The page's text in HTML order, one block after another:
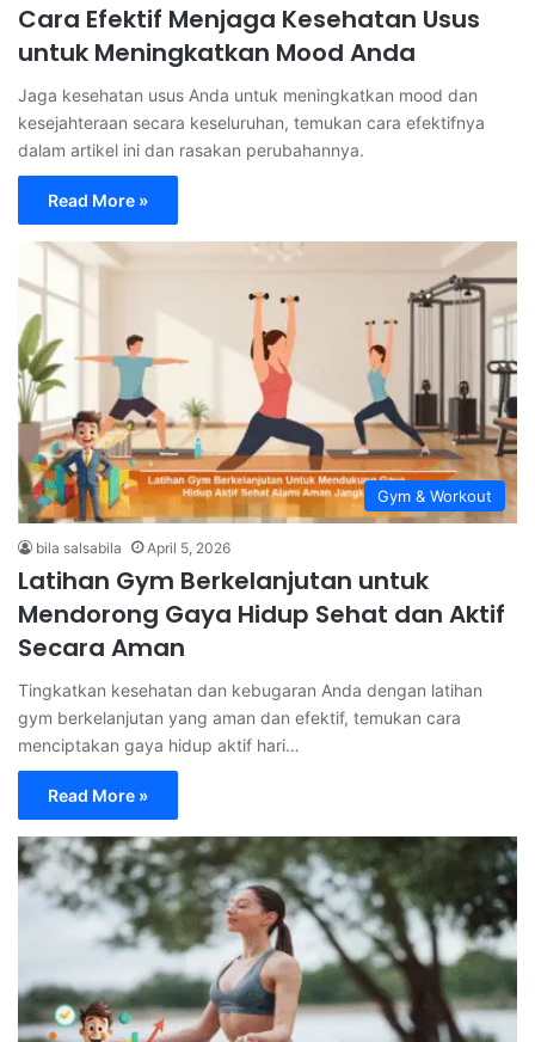
Cara Efektif Menjaga Kesehatan Usus
untuk Meningkatkan Mood Anda
Jaga kesehatan usus Anda untuk meningkatkan mood dan
kesejahteraan secara keseluruhan, temukan cara efektifnya
dalam artikel ini dan rasakan perubahannya.
Read More »
Gym & Workout
bila salsabila April 5, 2026
Latihan Gym Berkelanjutan untuk
Mendorong Gaya Hidup Sehat dan Aktif
Secara Aman
Tingkatkan kesehatan dan kebugaran Anda dengan latihan
gym berkelanjutan yang aman dan efektif, temukan cara
menciptakan gaya hidup aktif hari…
Read More »